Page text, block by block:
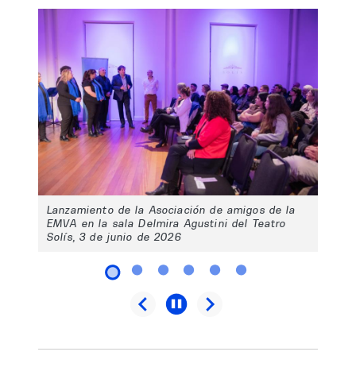
Lanzamiento de la Asociación de amigos de la
EMVA en la sala Delmira Agustini del Teatro
Solís, 3 de junio de 2026